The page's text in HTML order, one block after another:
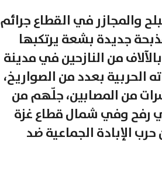
والمجازر في القطاع جرائم
جديدة بشعة يرتكبها
من النازحين في مدينة
الحربية بعدد من الصواريخ،
إلى العشرات من المصابين، جلّهم من
في رفح وفي شمال قطاع غزة
الإبادة الجماعية ضد